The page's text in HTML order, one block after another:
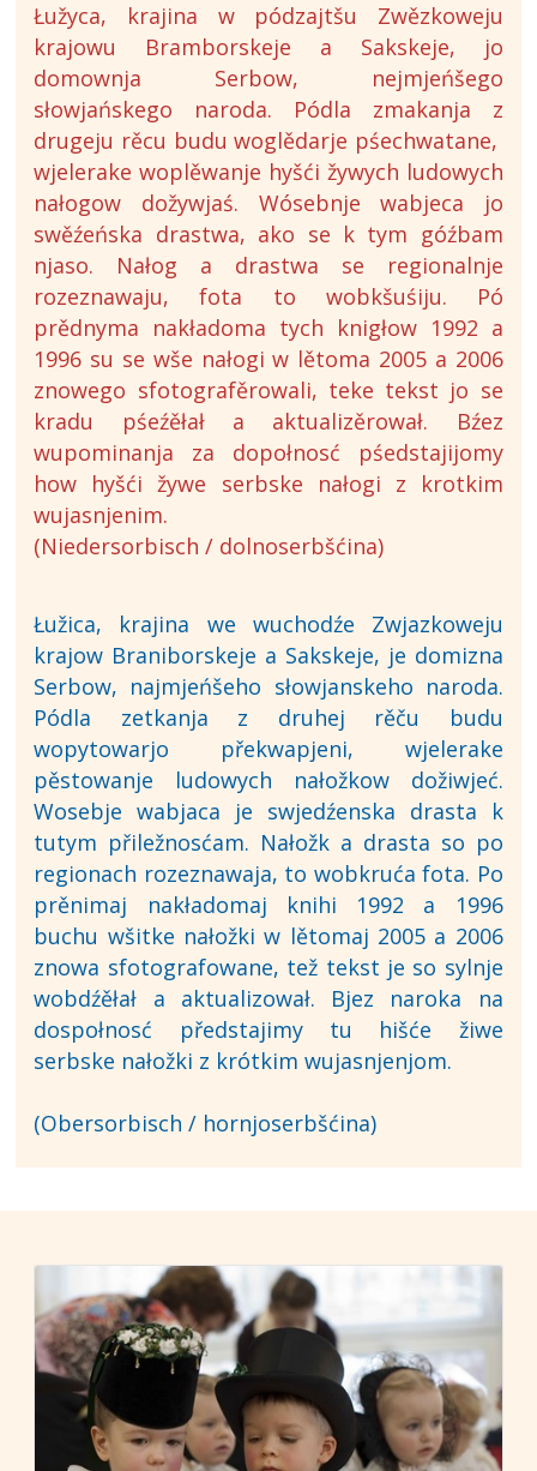
Łužyca, krajina w pódzajtšu Zwězkoweju
krajowu Bramborskeje a Sakskeje, jo
domownja Serbow, nejmjeńšego
słowjańskego naroda. Pódla zmakanja z
drugeju rěcu budu woglědarje pśechwatane,
wjelerake woplěwanje hyšći žywych ludowych
nałogow dožywjaś. Wósebnje wabjeca jo
swěźeńska drastwa, ako se k tym góźbam
njaso. Nałog a drastwa se regionalnje
rozeznawaju, fota to wobkšuśiju. Pó
prědnyma nakładoma tych knigłow 1992 a
1996 su se wše nałogi w lětoma 2005 a 2006
znowego sfotografěrowali, teke tekst jo se
kradu pśeźěłał a aktualizěrował. Bźez
wupominanja za dopołnosć pśedstajijomy
how hyšći žywe serbske nałogi z krotkim
wujasnjenim.
(Niedersorbisch / dolnoserbšćina)
Łužica, krajina we wuchodźe Zwjazkoweju
krajow Braniborskeje a Sakskeje, je domizna
Serbow, najmjeńšeho słowjanskeho naroda.
Pódla zetkanja z druhej rěču budu
wopytowarjo překwapjeni, wjelerake
pěstowanje ludowych nałožkow dožiwjeć.
Wosebje wabjaca je swjedźenska drasta k
tutym přiležnosćam. Nałožk a drasta so po
regionach rozeznawaja, to wobkruća fota. Po
prěnimaj nakładomaj knihi 1992 a 1996
buchu wšitke nałožki w lětomaj 2005 a 2006
znowa sfotografowane, tež tekst je so sylnje
wobdźěłał a aktualizował. Bjez naroka na
dospołnosć předstajimy tu hišće žiwe
serbske nałožki z krótkim wujasnjenjom.
(Obersorbisch / hornjoserbšćina)